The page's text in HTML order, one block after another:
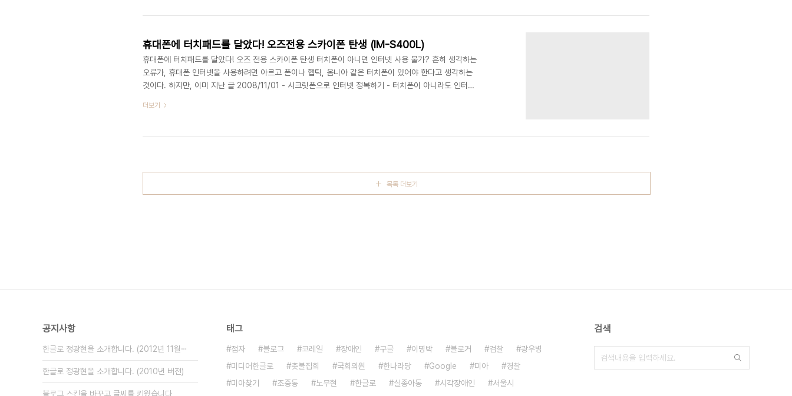
나는 깜짝 놀랐다. 오즈 마크 왼쪽에 "점"들이 보이는데, 마치 점자처럼 보였..
휴대폰에 터치패드를 달았다! 오즈전용 스카이폰 탄생 (IM-S400L)
휴대폰에 터치패드를 달았다! 오즈 전용 스카이폰 탄생 터치폰이 아니면 인터넷 사용 불가? 흔히 생각하는
오류가, 휴대폰 인터넷을 사용하려면 아르고 폰이나 햅틱, 옴니아 같은 터치폰이 있어야 한다고 생각하는
것이다. 하지만, 이미 지난 글 2008/11/01 - 시크릿폰으로 인터넷 정복하기 - 터치폰이 아니라도 인터넷
은 불편하지만) 자신이 원하는 정보를 얻는데 그리 어렵지 않다. 나는 현재 오즈인(Ozin)통신원으로 활동
었다)를 1주일간 사용해 본 경험도 있다. (관련글 : 2008/12/01 - LG..
더보기
목록 더보기
공지사항
한글로 정광현을 소개합니다. (2012년 11월⋯
한글로 정광현을 소개합니다. (2010년 버전)
블로그 스킨을 바꾸고 글씨를 키웠습니다
태그
점자 블로그 코레일 장애인 구글 이명박 블로거 검찰
광우병
미디어한글로
촛불집회 국회의원 한나라당 Google 미아
경찰
미아찾기
조중동 노무현 한글로 실종아동 시각장애인
서울시
검색